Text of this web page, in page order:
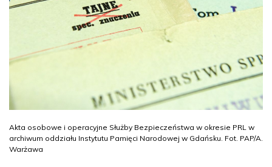
Akta osobowe i operacyjne Służby Bezpieczeństwa w okresie PRL w
archiwum oddziału Instytutu Pamięci Narodowej w Gdańsku. Fot. PAP/A.
Warżawa